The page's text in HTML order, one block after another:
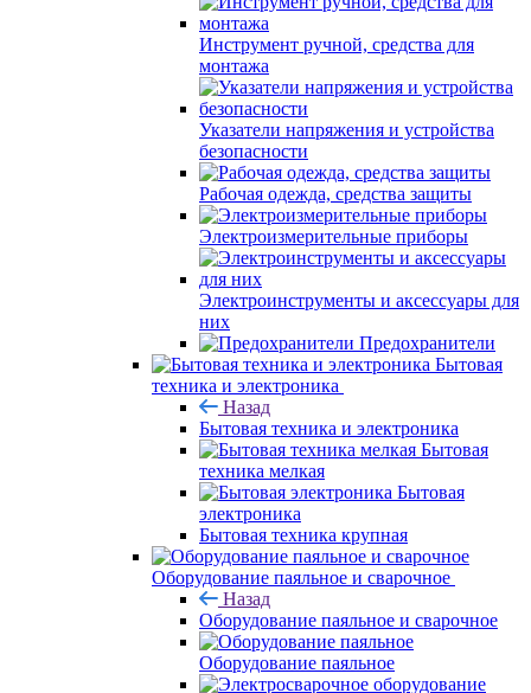
Инструмент ручной, средства для
монтажа
Указатели напряжения и устройства
безопасности
Рабочая одежда, средства защиты
Электроизмерительные приборы
Электроинструменты и аксессуары для
них
Предохранители
Бытовая
техника и электроника
Назад
Бытовая техника и электроника
Бытовая
техника мелкая
Бытовая
электроника
Бытовая техника крупная
Оборудование паяльное и сварочное
Назад
Оборудование паяльное и сварочное
Оборудование паяльное